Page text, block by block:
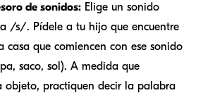
de sonidos: Elige un sonido
/s/. Pídele a tu hijo que encuentre
casa que comiencen con ese sonido
saco, sol). A medida que
objeto, practiquen decir la palabra